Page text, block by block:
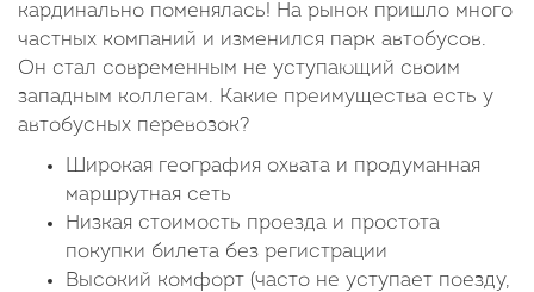
кардинально поменялась! На рынок пришло много
частных компаний и изменился парк автобусов.
Он стал современным не уступающий своим
западным коллегам. Какие преимущества есть у
автобусных перевозок?
Широкая география охвата и продуманная
маршрутная сеть
Низкая стоимость проезда и простота
покупки билета без регистрации
Высокий комфорт (часто не уступает поезду,